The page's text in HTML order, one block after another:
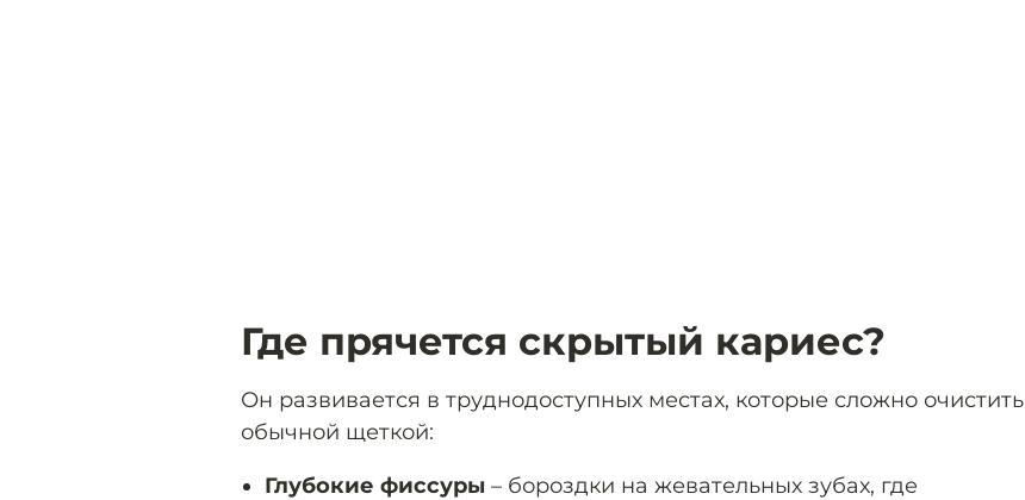
Где прячется скрытый кариес?
Он развивается в труднодоступных местах, которые сложно очистить
обычной щеткой:
Глубокие фиссуры – бороздки на жевательных зубах, где